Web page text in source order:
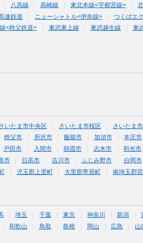
八高線 高崎線 東北本線<宇都宮線>
速鉄道 ニューシャトル<伊奈線> つくばエ
<秩父鉄道> 東武東上線 東武越生線
東
いたま市中央区 さいたま市桜区 さいたま
秩父市 所沢市 飯能市 加須市 本庄市
戸田市 入間市 朝霞市 志木市 和光市
市 日高市 吉川市 ふじみ野市 白岡市
児玉郡上里町 大里郡寄居町 南埼玉郡
埼玉 千葉 東京 神奈川 新潟
和歌山 鳥取 島根 岡山 広島 山